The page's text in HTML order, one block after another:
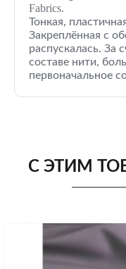
Fabrics.
Тонкая,
Закреплённая с
распускалась. За
составе нити,
первоначальное
С ЭТИМ